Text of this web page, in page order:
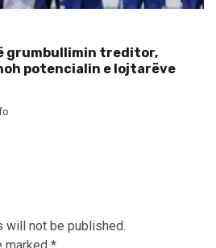
grumbullimin treditor,
potencialin e lojtarëve
will not be published.